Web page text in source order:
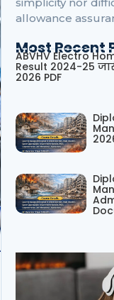
simplicity nor
allowance
Most Recent
ABVHV Electro
Result 2024-25
2026 PDF